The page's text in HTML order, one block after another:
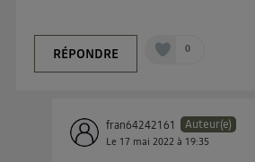
RÉPONDRE 0
fran64242161 Auteur(e)
Le 17 mai 2022 à 19:35